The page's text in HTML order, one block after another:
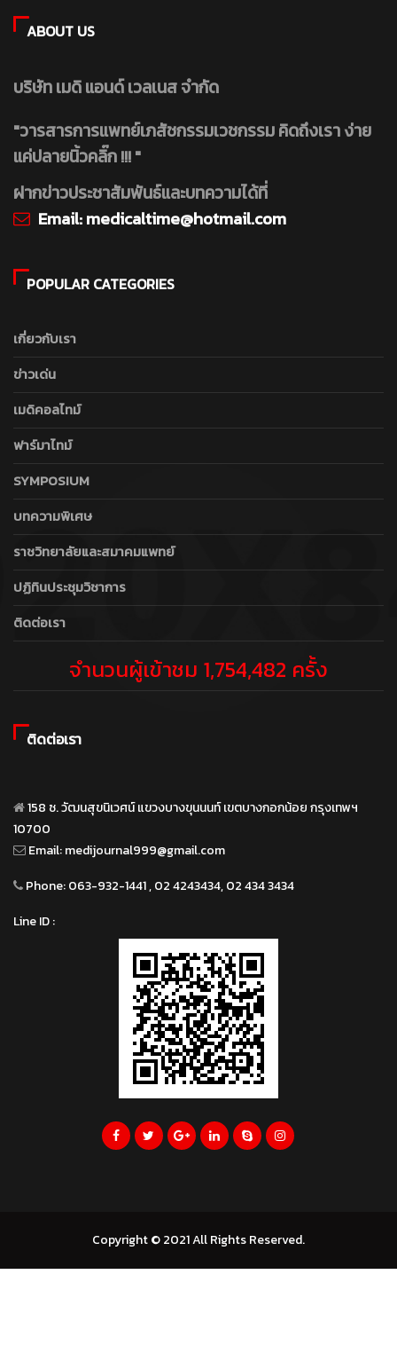
ABOUT US
บริษัท เมดิ แอนด์ เวลเนส จำกัด
"วารสารการแพทย์เภสัชกรรมเวชกรรม คิดถึงเรา ง่าย
แค่ปลายนิ้วคลิ๊ก !!! "
ฝากข่าวประชาสัมพันธ์และบทความได้ที่
Email:medicaltime@hotmail.com
POPULAR CATEGORIES
เกี่ยวกับเรา
ข่าวเด่น
เมดิคอลไทม์
ฟาร์มาไทม์
SYMPOSIUM
บทความพิเศษ
ราชวิทยาลัยและสมาคมแพทย์
ปฏิทินประชุมวิชาการ
ติดต่อเรา
จำนวนผู้เข้าชม 1,754,482 ครั้ง
ติดต่อเรา
158 ซ. วัฒนสุขนิเวศน์ แขวงบางขุนนนท์ เขตบางกอกน้อย กรุงเทพฯ
10700
Email:medijournal999@gmail.com
Phone:063-932-1441 , 02 4243434, 02 434 3434
Line ID :
Copyright © 2021 All Rights Reserved.